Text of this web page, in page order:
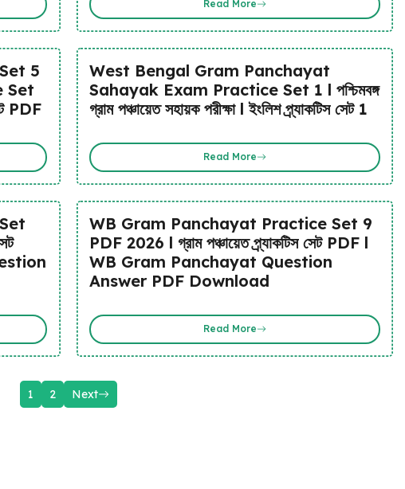
Read More
5
Set
PDF
West Bengal Gram Panchayat
Sahayak Exam Practice Set 1 l পশ্চিমবঙ্গ
গ্রাম পঞ্চায়েত সহায়ক পরীক্ষা l ইংলিশ প্র্যাকটিস সেট 1
Read More
WB Gram Panchayat Practice Set 9
PDF 2026 l গ্রাম পঞ্চায়েত প্র্যাকটিস সেট PDF l
WB Gram Panchayat Question
Answer PDF Download
Read More
1 2 Next